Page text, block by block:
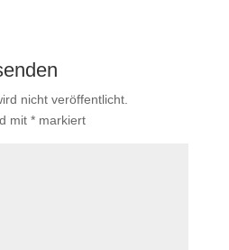
nicht veröffentlicht.
mit *markiert